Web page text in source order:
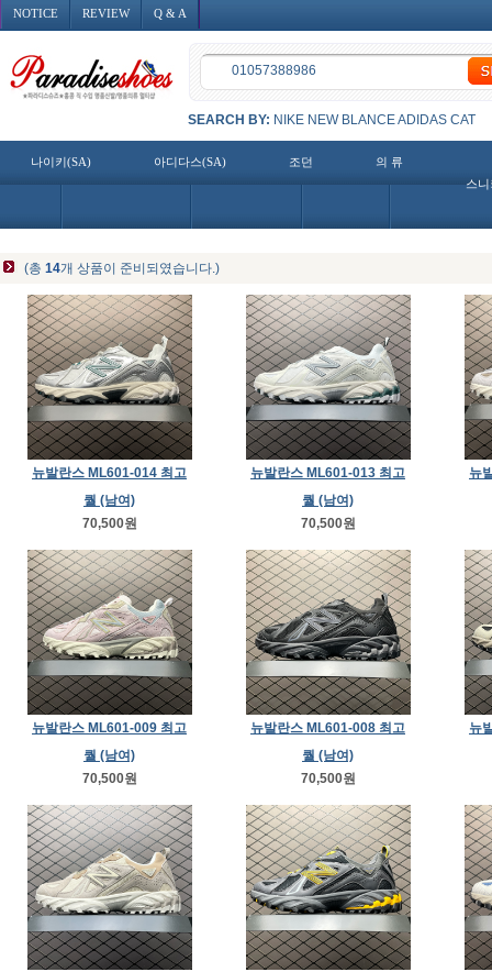
NOTICE REVIEW Q & A
SEARCH BY: NIKE NEW BLANCEADIDAS CAT
나이키(SA) 아디다스(SA) 조던
의 류
스니
(총 14개 상품이 준비되였습니다.)
뉴발란스 ML601-014 최고
퀄 (남여)
70,500원
뉴발란스 ML601-013 최고
퀄 (남여)
70,500원
뉴
뉴발란스 ML601-009 최고
퀄 (남여)
70,500원
뉴발란스 ML601-008 최고
퀄 (남여)
70,500원
뉴